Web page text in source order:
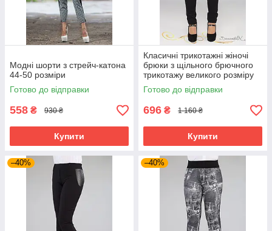
Модні шорти з стрейч-катона
44-50 розміри
Готово до відправки
558 ₴ 930 ₴
Купити
Класичні трикотажні жіночі
брюки з щільного брючного
трикотажу великого розміру
50
Готово до відправки
696 ₴ 1 160 ₴
Купити
–40% –40%